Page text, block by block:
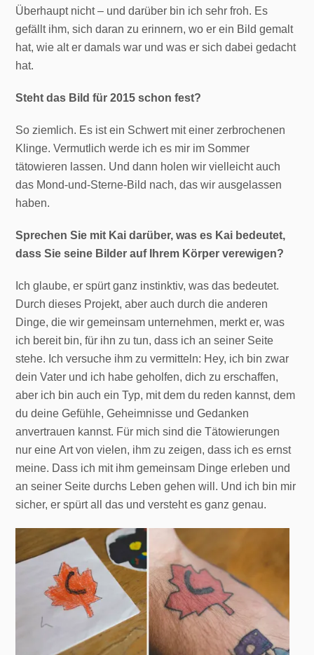
Überhaupt nicht – und darüber bin ich sehr froh. Es
gefällt ihm, sich daran zu erinnern, wo er ein Bild gemalt
hat, wie alt er damals war und was er sich dabei gedacht
hat.
Steht das Bild für 2015 schon fest?
So ziemlich. Es ist ein Schwert mit einer zerbrochenen
Klinge. Vermutlich werde ich es mir im Sommer
tätowieren lassen. Und dann holen wir vielleicht auch
das Mond-und-Sterne-Bild nach, das wir ausgelassen
haben.
Sprechen Sie mit Kai darüber, was es Kai bedeutet,
dass Sie seine Bilder auf Ihrem Körper verewigen?
Ich glaube, er spürt ganz instinktiv, was das bedeutet.
Durch dieses Projekt, aber auch durch die anderen
Dinge, die wir gemeinsam unternehmen, merkt er, was
ich bereit bin, für ihn zu tun, dass ich an seiner Seite
stehe. Ich versuche ihm zu vermitteln: Hey, ich bin zwar
dein Vater und ich habe geholfen, dich zu erschaffen,
aber ich bin auch ein Typ, mit dem du reden kannst, dem
du deine Gefühle, Geheimnisse und Gedanken
anvertrauen kannst. Für mich sind die Tätowierungen
nur eine Art von vielen, ihm zu zeigen, dass ich es ernst
meine. Dass ich mit ihm gemeinsam Dinge erleben und
an seiner Seite durchs Leben gehen will. Und ich bin mir
sicher, er spürt all das und versteht es ganz genau.